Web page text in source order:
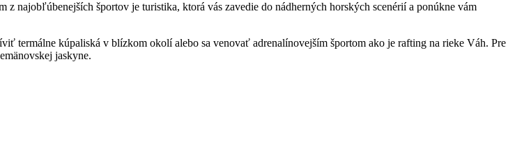
najobľúbenejších športov je turistika, ktorá vás zavedie do nádherných horských scenérií a ponúkne vám
kúpaliská v blízkom okolí alebo sa venovať adrenalínovejším športom ako je rafting na rieke Váh. Pre
jaskyne.